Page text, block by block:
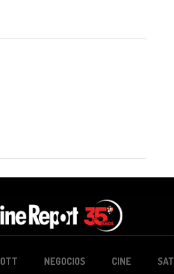
OTT NEGOCIOS CINE